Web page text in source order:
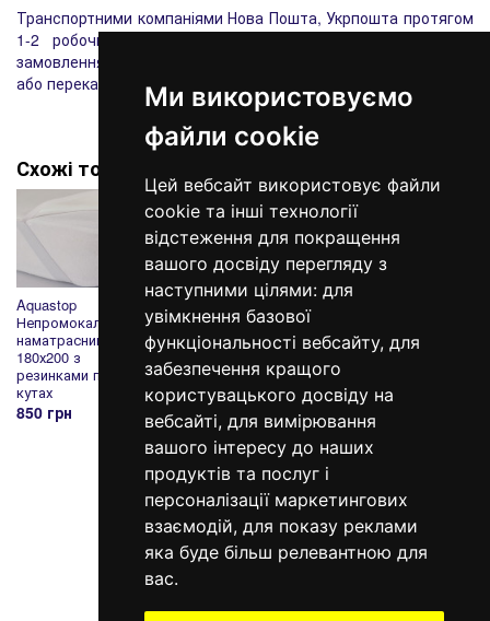
Ми використовуємо
файли cookie
Цей вебсайт використовує файли
cookie та інші технології
відстеження для покращення
вашого досвіду перегляду з
наступними цілями: для
увімкнення базової
функціональності вебсайту, для
забезпечення кращого
користувацького досвіду на
вебсайті, для вимірювання
вашого інтересу до наших
продуктів та послуг і
персоналізації маркетингових
взаємодій, для показу реклами
яка буде більш релевантною для
вас.
Транспортними компаніями Нова Пошта, Укрпошта протягом
1-2 робочих днів згідно з діючими тарифами. Оплата
замовлення можлива готівкою при отриманні замовлення
або переказом на картку-рахунок Приватбанку.
Схожі товари
Aquastop
Непромокальний
наматрасник
180х200 з
резинками по
кутах
850 грн
Aquastop
Непромокальний
наматрасник
200х200х20
натяжний
1 385 грн
Aquastop
Непромокальний
наматрасник
180х200х20
натяжний
1 285 грн
098 640-93-46
Контактна інформація
Повна версія сайту